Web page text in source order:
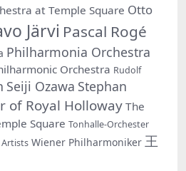
at Temple Square Otto
Järvi Pascal Rogé
Philharmonia Orchestra
Orchestra Rudolf
Seiji Ozawa Stephan
of Royal Holloway The
Square Tonhalle-Orchester
Wiener Philharmoniker 王